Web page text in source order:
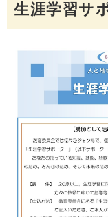
生涯学習サ